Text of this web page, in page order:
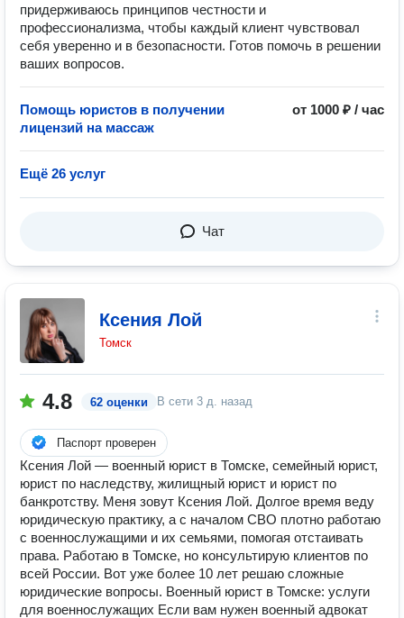
придерживаюсь принципов честности и
профессионализма, чтобы каждый клиент чувствовал
себя уверенно и в безопасности. Готов помочь в решении
ваших вопросов.
Помощь юристов в получении
лицензий на массаж
от 1000 ₽ / час
Ещё 26 услуг
Чат
Ксения Лой
Томск
4.8 62 оценки В сети 3 д. назад
Паспорт проверен
Ксения Лой — военный юрист в Томске, семейный юрист,
юрист по наследству, жилищный юрист и юрист по
банкротству. Меня зовут Ксения Лой. Долгое время веду
юридическую практику, а с началом СВО плотно работаю
с военнослужащими и их семьями, помогая отстаивать
права. Работаю в Томске, но консультирую клиентов по
всей России. Вот уже более 10 лет решаю сложные
юридические вопросы. Военный юрист в Томске: услуги
для военнослужащих Если вам нужен военный адвокат